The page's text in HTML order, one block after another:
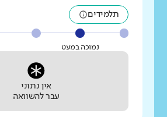
תלמידים
נמוכה במעט
אין נתוני
עבר להשוואה